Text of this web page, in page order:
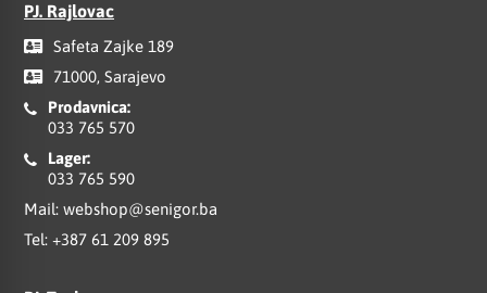
PJ. Rajlovac
Safeta Zajke 189
71000, Sarajevo
Prodavnica:
033 765 570
Lager:
033 765 590
Mail: webshop@senigor.ba
Tel: +387 61 209 895